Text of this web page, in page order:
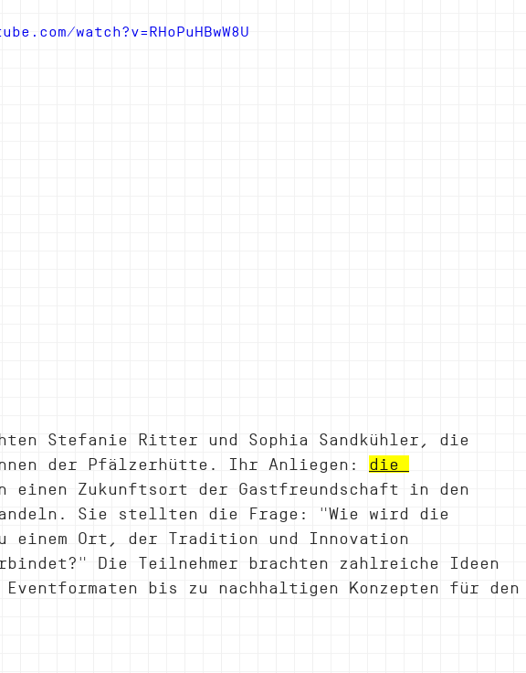
watch?v=RHoPuHBwW8U
Stefanie Ritter und Sophia Sandkühler, die
der Pfälzerhütte. Ihr Anliegen: die
einen Zukunftsort der Gastfreundschaft in den
Sie stellten die Frage: "Wie wird die
einem Ort, der Tradition und Innovation
Die Teilnehmer brachten zahlreiche Ideen
bis zu nachhaltigen Konzepten für den